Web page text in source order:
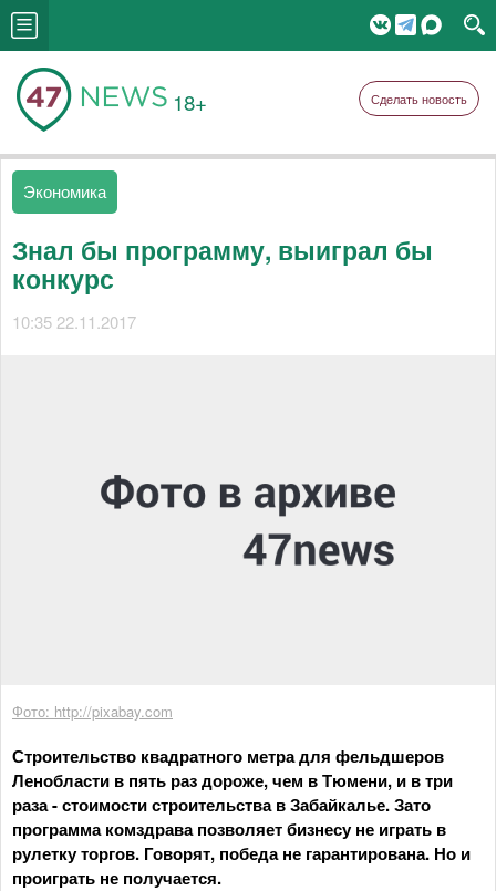
18+ Сделать новость
Экономика
Знал бы программу, выиграл бы
конкурс
10:35 22.11.2017
Фото: http://pixabay.com
Строительство квадратного метра для фельдшеров
Ленобласти в пять раз дороже, чем в Тюмени, и в три
раза - стоимости строительства в Забайкалье. Зато
программа комздрава позволяет бизнесу не играть в
рулетку торгов. Говорят, победа не гарантирована. Но и
проиграть не получается.